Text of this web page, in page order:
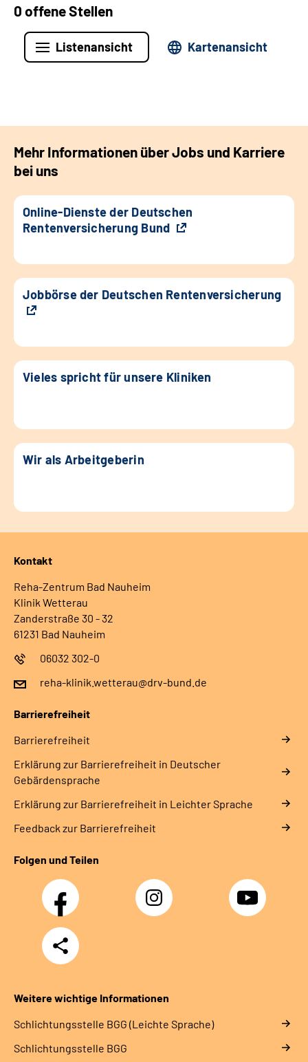
0 offene Stellen
Listenansicht Kartenansicht
Mehr Informationen über Jobs und Karriere
bei uns
Online-Dienste der Deutschen
Rentenversicherung Bund
Jobbörse der Deutschen Rentenversicherung
Vieles spricht für unsere Kliniken
Wir als Arbeitgeberin
Kontakt
Reha-Zentrum Bad Nauheim
Klinik Wetterau
Zanderstraße 30 - 32
61231 Bad Nauheim
06032 302-0
reha-klinik.wetterau@drv-bund.de
Barrierefreiheit
Barrierefreiheit
Erklärung zur Barrierefreiheit in Deutscher
Gebärdensprache
Erklärung zur Barrierefreiheit in Leichter Sprache
Feedback zur Barrierefreiheit
Folgen und Teilen
Facebook Instagram YouTube
Teilen
Weitere wichtige Informationen
Schlich­tungs­stel­le BGG (Leichte Sprache)
Schlich­tungs­stel­le BGG